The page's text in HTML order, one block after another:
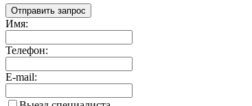
Отправить запрос
Имя:
Телефон:
E-mail: